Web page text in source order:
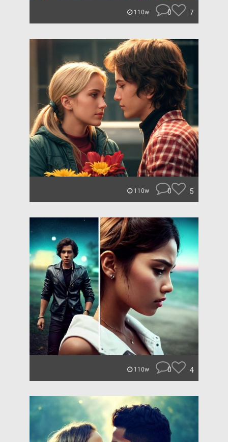
110w 0 7
110w 0 5
110w 0 4